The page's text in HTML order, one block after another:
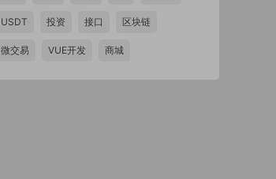
USDT 投资 接口 区块链
微交易 VUE开发 商城